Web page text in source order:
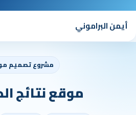
أيمن البراموني
مشروع تصميم
موقع نتائج